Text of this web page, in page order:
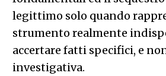
legittimo solo quando
strumento realmente
accertare fatti specifici, e
investigativa.